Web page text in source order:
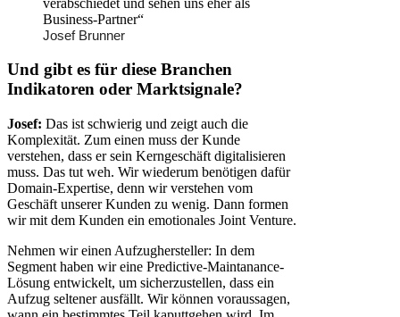
Business-Partner“
Josef Brunner
Und gibt es für diese Branchen
Indikatoren oder Marktsignale?
Josef: Das ist schwierig und zeigt auch die
Komplexität. Zum einen muss der Kunde
verstehen, dass er sein Kerngeschäft digitalisieren
muss. Das tut weh. Wir wiederum benötigen dafür
Domain-Expertise, denn wir verstehen vom
Geschäft unserer Kunden zu wenig. Dann formen
wir mit dem Kunden ein emotionales Joint Venture.
Nehmen wir einen Aufzughersteller: In dem
Segment haben wir eine Predictive-Maintanance-
Lösung entwickelt, um sicherzustellen, dass ein
Aufzug seltener ausfällt. Wir können voraussagen,